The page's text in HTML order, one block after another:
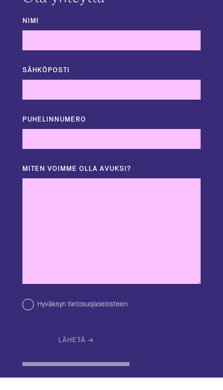
NIMI
SÄHKÖPOSTI
PUHELINNUMERO
MITEN VOIMME OLLA AVUKSI?
Hyväksyn tietosuojaselosteen